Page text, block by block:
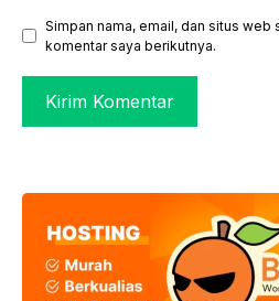
Simpan nama, email, dan situs web
komentar saya berikutnya.